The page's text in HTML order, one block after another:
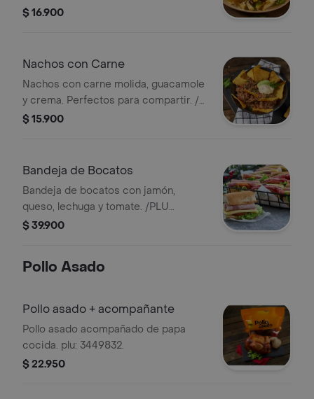
cebolla, lechuga, queso, ripio de papa
$ 16.900
Nachos con Carne
Nachos con carne molida, guacamole
y crema. Perfectos para compartir. /
PLU 3633373
$ 15.900
Bandeja de Bocatos
Bandeja de bocatos con jamón,
queso, lechuga y tomate. /PLU
3134259
$ 39.900
Pollo Asado
Pollo asado + acompañante
Pollo asado acompañado de papa
cocida. plu: 3449832.
$ 22.950